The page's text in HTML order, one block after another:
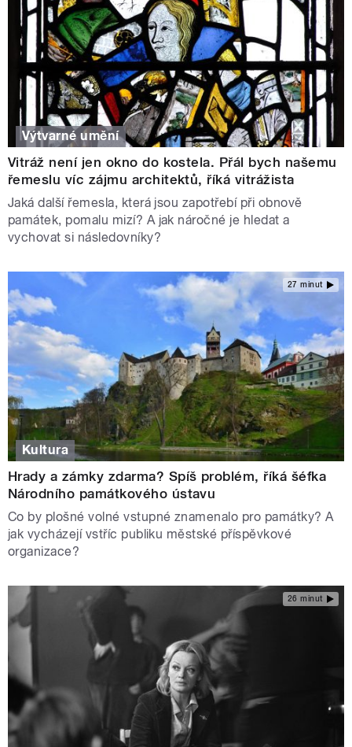
Výtvarné umění
Vitráž není jen okno do kostela. Přál bych našemu
řemeslu víc zájmu architektů, říká vitrážista
Jaká další řemesla, která jsou zapotřebí při obnově
památek, pomalu mizí? A jak náročné je hledat a
vychovat si následovníky?
27 minut
Kultura
Hrady a zámky zdarma? Spíš problém, říká šéfka
Národního památkového ústavu
Co by plošné volné vstupné znamenalo pro památky? A
jak vycházejí vstříc publiku městské příspěvkové
organizace?
26 minut